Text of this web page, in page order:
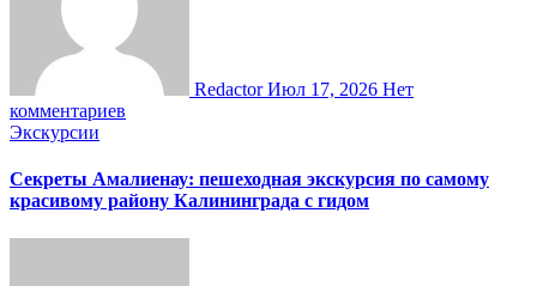
RedactorИюл 17, 2026 Нет
комментариев
Экскурсии
Секреты Амалиенау: пешеходная экскурсия по самому
красивому району Калининграда с гидом